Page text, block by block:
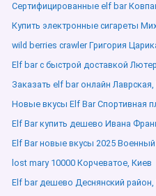
Сертифицированные elf bar
Купить электронные сигареты
wild berries crawler Григория
Elf bar с быстрой доставкой
Заказать elf bar онлайн Лаврская,
Новые вкусы Elf Bar Спортивная
Elf Bar купить дешево Ивана
Elf Bar новые вкусы 2025
lost mary 10000 Корчеватое, Киев
Elf bar дешево Деснянский район,